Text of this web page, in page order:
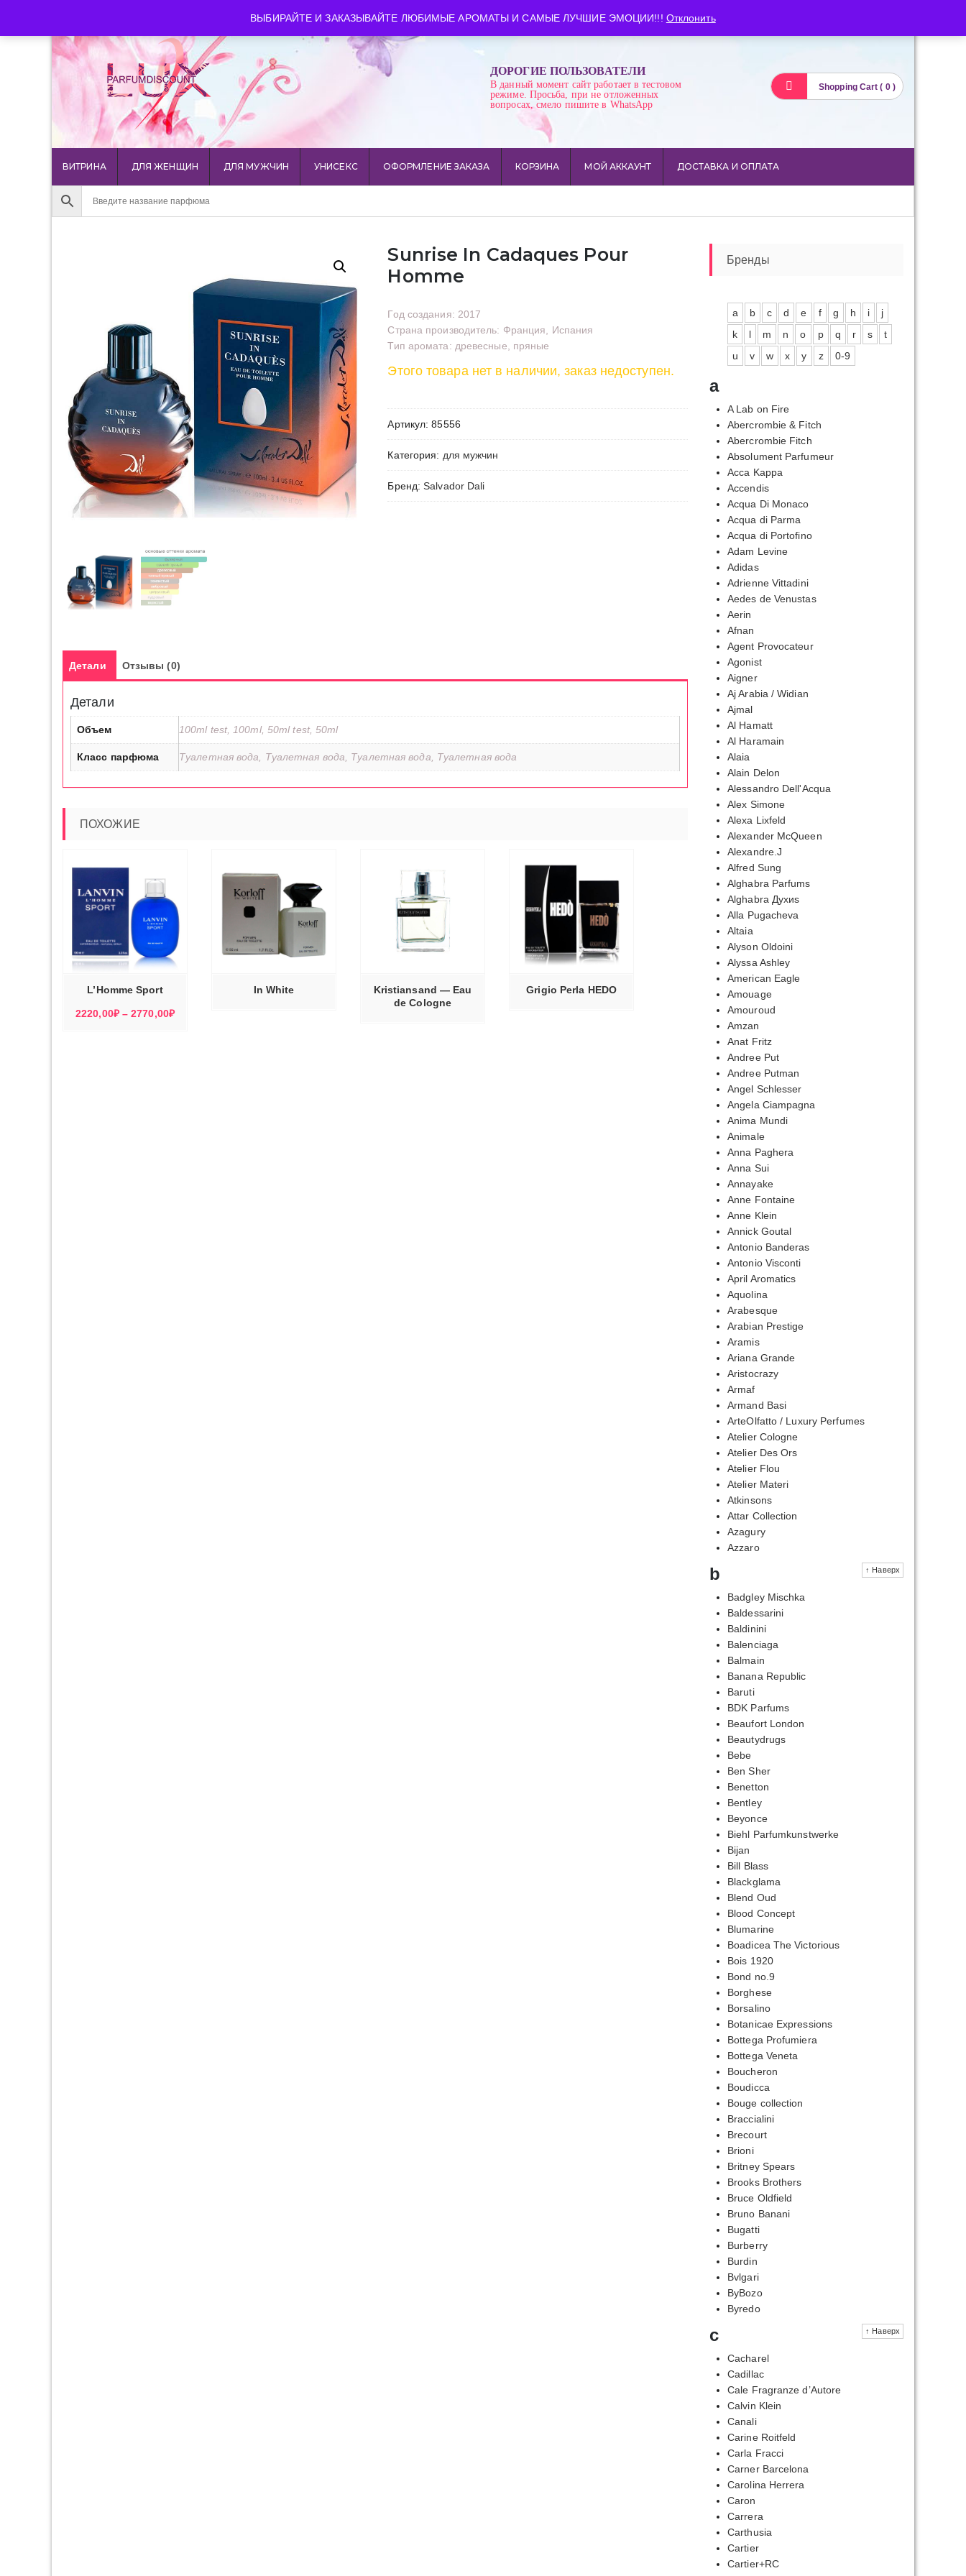
ВЫБИРАЙТЕ И ЗАКАЗЫВАЙТЕ ЛЮБИМЫЕ АРОМАТЫ И САМЫЕ ЛУЧШИЕ ЭМОЦИИ!!! Отклонить
+7 903 544 11 18 г. Москва Время работы: пн-сб 10:00-21:00
ДОРОГИЕ ПОЛЬЗОВАТЕЛИ
В данный момент сайт работает в тестовом
режиме. Просьба, при не отложенных
вопросах, смело пишите в WhatsApp
Shopping Cart ( 0 )
ВИТРИНА ДЛЯ ЖЕНЩИН ДЛЯ МУЖЧИН УНИСЕКС ОФОРМЛЕНИЕ ЗАКАЗА КОРЗИНА МОЙ АККАУНТ ДОСТАВКА И ОПЛАТА
Sunrise In Cadaques Pour
Homme
Год создания: 2017
Страна производитель: Франция, Испания
Тип аромата: древесные, пряные
Этого товара нет в наличии, заказ недоступен.
Артикул:85556
Категория: для мужчин
Бренд:Salvador Dali
Детали Отзывы (0)
Детали
Объем 100ml test, 100ml, 50ml test, 50ml
Класс парфюма Туалетная вода, Туалетная вода, Туалетная вода, Туалетная вода
ПОХОЖИЕ
ЭТОТ
ТОВАР
ИМЕЕТ
НЕСКОЛЬКО
МОЖНО
ВЫБРАТЬ
СТРАНИЦЕ
ТОВАРА.
L’Homme Sport
2220,00₽ – 2770,00₽Диапазон
ЧИТАТЬ ДАЛЕЕ
In White
ЧИТАТЬ ДАЛЕЕ
Kristiansand — Eau
de Cologne
Grigio Perla HEDO
Бренды
a b c d e f g h i
j
k
l m n o p q r s
t
u
v w x y z 0-9
a
A Lab on Fire
Abercrombie & Fitch
Abercrombie Fitch
Absolument Parfumeur
Acca Kappa
Accendis
Acqua Di Monaco
Acqua di Parma
Acqua di Portofino
Adam Levine
Adidas
Adrienne Vittadini
Aedes de Venustas
Aerin
Afnan
Agent Provocateur
Agonist
Aigner
Aj Arabia / Widian
Ajmal
Al Hamatt
Al Haramain
Alaia
Alain Delon
Alessandro Dell'Acqua
Alex Simone
Alexa Lixfeld
Alexander McQueen
Alexandre.J
Alfred Sung
Alghabra Parfums
Alghabra Духиs
Alla Pugacheva
Altaia
Alyson Oldoini
Alyssa Ashley
American Eagle
Amouage
Amouroud
Amzan
Anat Fritz
Andree Put
Andree Putman
Angel Schlesser
Angela Ciampagna
Anima Mundi
Animale
Anna Paghera
Anna Sui
Annayake
Anne Fontaine
Anne Klein
Annick Goutal
Antonio Banderas
Antonio Visconti
April Aromatics
Aquolina
Arabesque
Arabian Prestige
Aramis
Ariana Grande
Aristocrazy
Armaf
Armand Basi
ArteOlfatto / Luxury Perfumes
Atelier Cologne
Atelier Des Ors
Atelier Flou
Atelier Materi
Atkinsons
Attar Collection
Azagury
Azzaro
↑ Наверх
b
Badgley Mischka
Baldessarini
Baldinini
Balenciaga
Balmain
Banana Republic
Baruti
BDK Parfums
Beaufort London
Beautydrugs
Bebe
Ben Sher
Benetton
Bentley
Beyonce
Biehl Parfumkunstwerke
Bijan
Bill Blass
Blackglama
Blend Oud
Blood Concept
Blumarine
Boadicea The Victorious
Bois 1920
Bond no.9
Borghese
Borsalino
Botanicae Expressions
Bottega Profumiera
Bottega Veneta
Boucheron
Boudicca
Bouge collection
Braccialini
Brecourt
Brioni
Britney Spears
Brooks Brothers
Bruce Oldfield
Bruno Banani
Bugatti
Burberry
Burdin
Bvlgari
ByBozo
Byredo
↑ Наверх
c
Cacharel
Cadillac
Cale Fragranze d’Autore
Calvin Klein
Canali
Carine Roitfeld
Carla Fracci
Carner Barcelona
Carolina Herrera
Caron
Carrera
Carthusia
Cartier
Cartier+RC